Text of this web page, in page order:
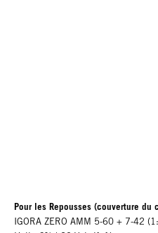
Pour les Repousses (couverture du
IGORA ZERO AMM 5-60 + 7-42